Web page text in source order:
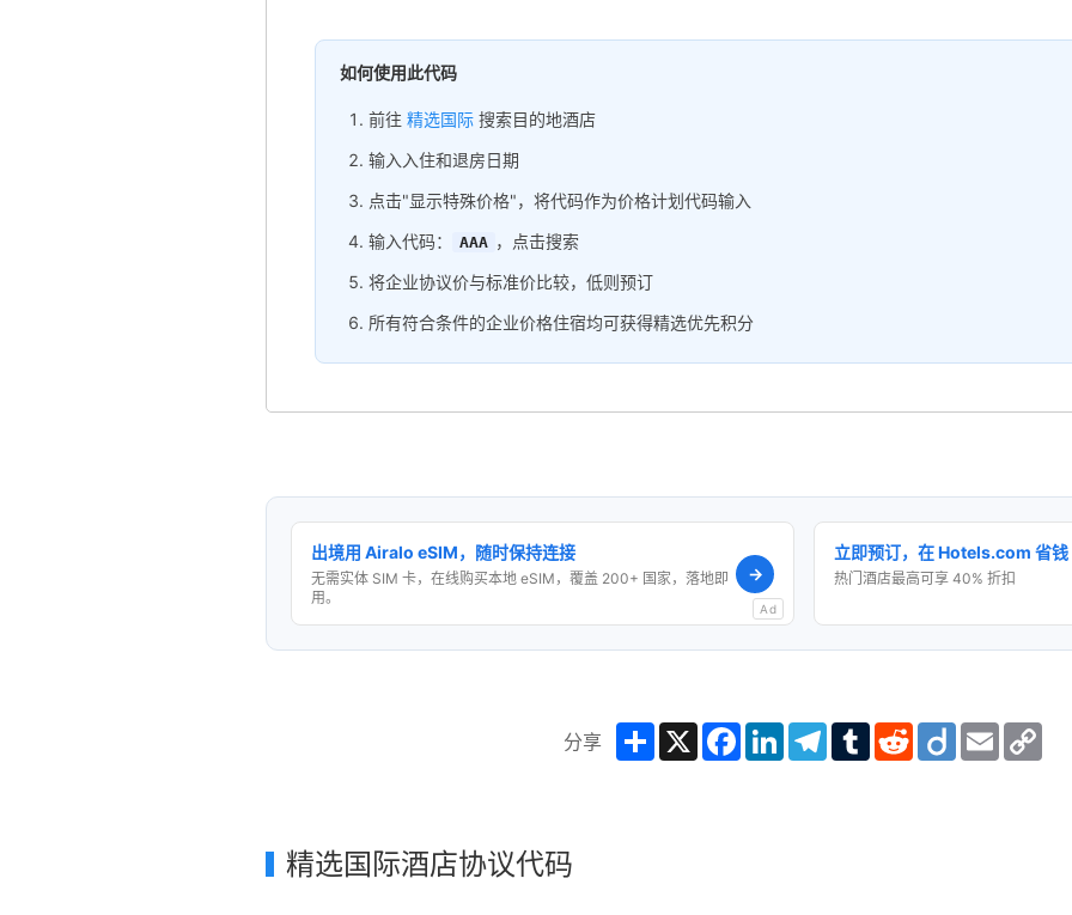
如何使用此代码
前往 精选国际 搜索目的地酒店
输入入住和退房日期
点击"显示特殊价格"，将代码作为价格计划代码输入
输入代码：
AAA ，点击搜索
将企业协议价与标准价比较，低则预订
所有符合条件的企业价格住宿均可获得精选优先积分
出境用 Airalo eSIM，随时保持连接
无需实体 SIM 卡，在线购买本地 eSIM，覆盖 200+ 国家，落地即
用。
→
Ad
立即预订，在 Hotels.com 省钱
热门酒店最高可享 40% 折扣
分享 ShareX Facebook
LinkedInTelegram
TumblrRedditDiigo Email
精选国际酒店协议代码